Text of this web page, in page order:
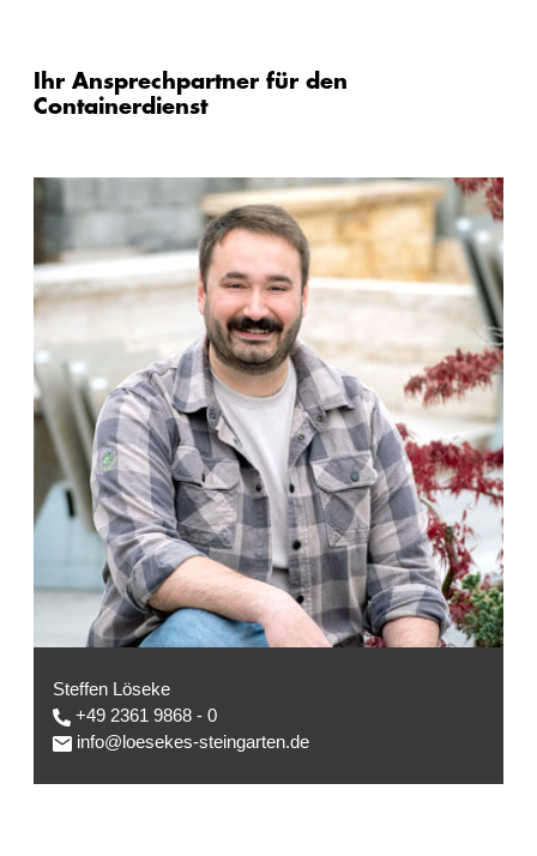
Ihr Ansprechpartner für den
Containerdienst
Steffen Löseke
+49 2361 9868 - 0
info@loesekes-steingarten.de